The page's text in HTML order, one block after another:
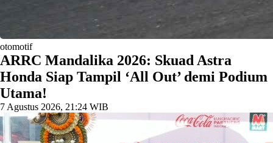
otomotif
​ARRC Mandalika 2026: Skuad Astra
Honda Siap Tampil ‘All Out’ demi Podium
Utama!
7 Agustus 2026, 21:24 WIB